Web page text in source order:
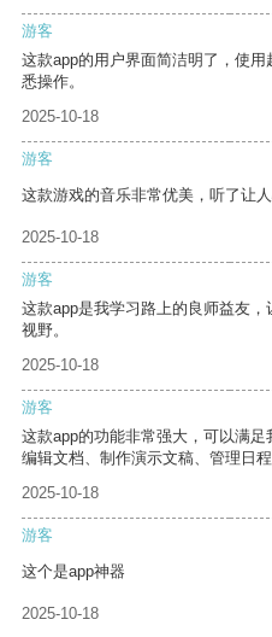
游客
这款app的用户界面简洁明了，使
悉操作。
2025-10-18
游客
这款游戏的音乐非常优美，听了让人
2025-10-18
游客
这款app是我学习路上的良师益友
视野。
2025-10-18
游客
这款app的功能非常强大，可以满
编辑文档、制作演示文稿、管理日程
2025-10-18
游客
这个是app神器
2025-10-18